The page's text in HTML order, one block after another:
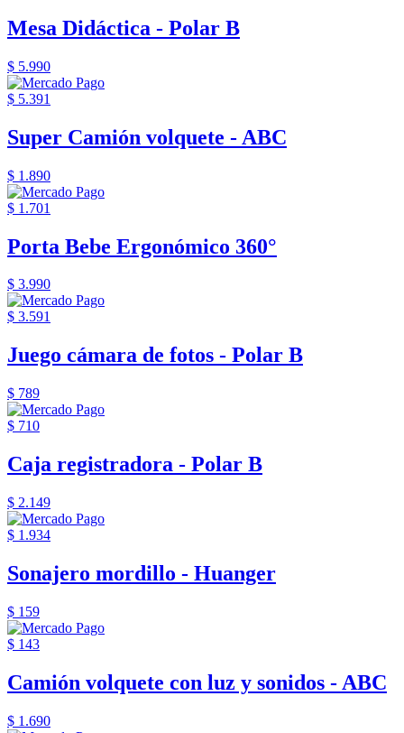
Mesa Didáctica - Polar B
$ 5.990
$ 5.391
Super Camión volquete - ABC
$ 1.890
$ 1.701
Porta Bebe Ergonómico 360°
$ 3.990
$ 3.591
Juego cámara de fotos - Polar B
$ 789
$ 710
Caja registradora - Polar B
$ 2.149
$ 1.934
Sonajero mordillo - Huanger
$ 159
$ 143
Camión volquete con luz y sonidos - ABC
$ 1.690